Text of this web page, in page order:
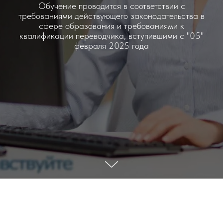
Обучение проводится в соответствии с
требованиями действующего законодательства в
сфере образования и требованиями к
квалификации переводчика, вступившими с "05"
февраля 2025 года